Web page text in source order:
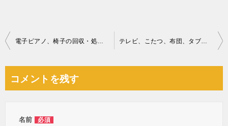
投
ビ
電子ピアノ、椅子の回収・処分ご依頼 お客様の声 テレビ、こたつ、布団、タブレット、加湿器等の回収・処分ご依頼
コメントを残す
名前 必須